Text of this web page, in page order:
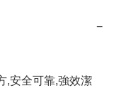
−
,安全可靠,強效潔